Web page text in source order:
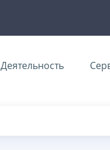
Деятельность